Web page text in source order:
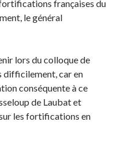
françaises du
le général
lors du colloque de
difficilement, car en
conséquente à ce
de Laubat et
les fortifications en